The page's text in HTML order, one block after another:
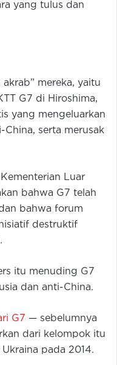
yang tulus dan
mereka, yaitu
G7 di Hiroshima,
yang mengeluarkan
serta merusak
Luar
bahwa G7 telah
bahwa forum
destruktif
itu menuding G7
dan anti-China.
G7 — sebelumnya
dari kelompok itu
pada 2014.